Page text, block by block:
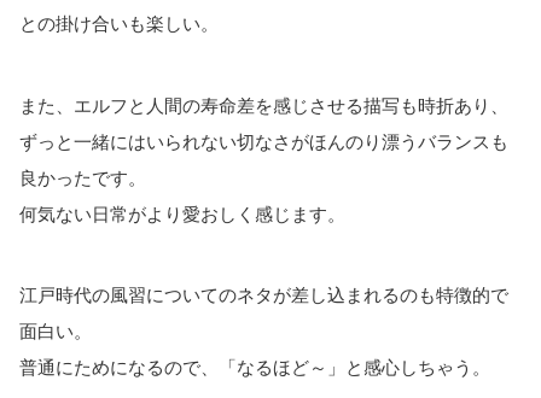
との掛け合いも楽しい。
また、エルフと人間の寿命差を感じさせる描写も時折あり、
ずっと一緒にはいられない切なさがほんのり漂うバランスも
良かったです。
何気ない日常がより愛おしく感じます。
江戸時代の風習についてのネタが差し込まれるのも特徴的で
面白い。
普通にためになるので、「なるほど～」と感心しちゃう。